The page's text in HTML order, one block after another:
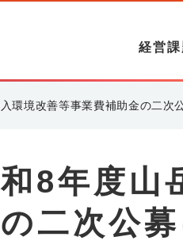
経営
環境改善等事業費補助金の二次
8年度山
二次公